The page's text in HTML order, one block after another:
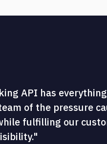
API has
of the pressure
fulfilling our